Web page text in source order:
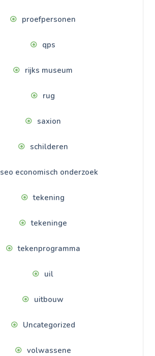
proefpersonen
qps
rijks museum
rug
saxion
schilderen
seo economisch onderzoek
tekening
tekeninge
tekenprogramma
uil
uitbouw
Uncategorized
volwassene